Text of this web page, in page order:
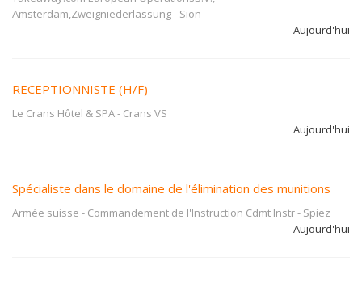
Amsterdam,Zweigniederlassung- Sion
Aujourd'hui
RECEPTIONNISTE (H/F)
Le Crans Hôtel & SPA- Crans VS
Aujourd'hui
Spécialiste dans le domaine de l'élimination des munitions
Armée suisse - Commandement de l'Instruction Cdmt Instr- Spiez
Aujourd'hui